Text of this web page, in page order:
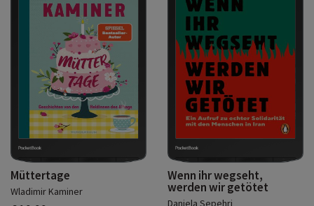
Müttertage
Wladimir Kaminer
Wenn ihr wegseht,
werden wir getötet
Daniela Sepehri